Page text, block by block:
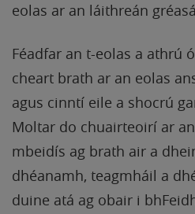
eolas ar an láithreán
Féadfar an t-eolas a athrú
cheart brath ar an eolas
agus cinntí eile a shocrú
Moltar do chuairteoirí ar
mbeidís ag brath air a
dhéanamh, teagmháil a
duine atá ag obair i